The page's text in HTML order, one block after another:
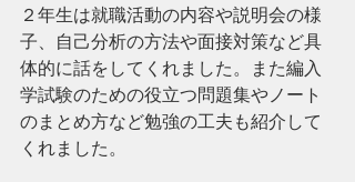
２年生は就職活動の内容や説明会の様
子、自己分析の方法や面接対策など具
体的に話をしてくれました。また編入
学試験のための役立つ問題集やノート
のまとめ方など勉強の工夫も紹介して
くれました。